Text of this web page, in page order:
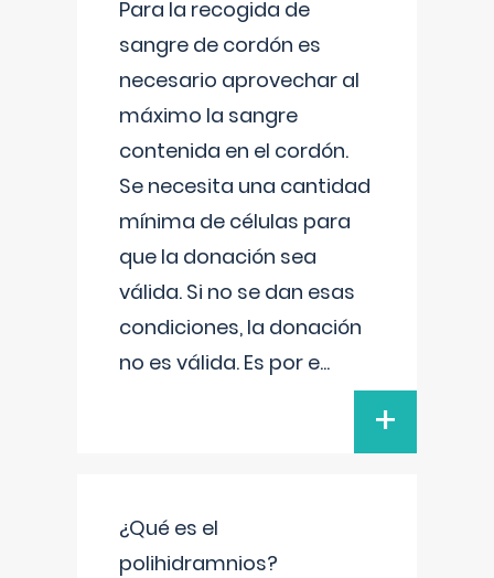
Para la recogida de
sangre de cordón es
necesario aprovechar al
máximo la sangre
contenida en el cordón.
Se necesita una cantidad
mínima de células para
que la donación sea
válida. Si no se dan esas
condiciones, la donación
no es válida. Es por e...
+
¿Qué es el
polihidramnios?